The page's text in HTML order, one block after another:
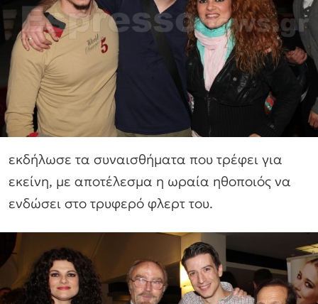
εκδήλωσε τα συναισθήματα που τρέφει για
εκείνη, με αποτέλεσμα η ωραία ηθοποιός να
ενδώσει στο τρυφερό φλερτ του.